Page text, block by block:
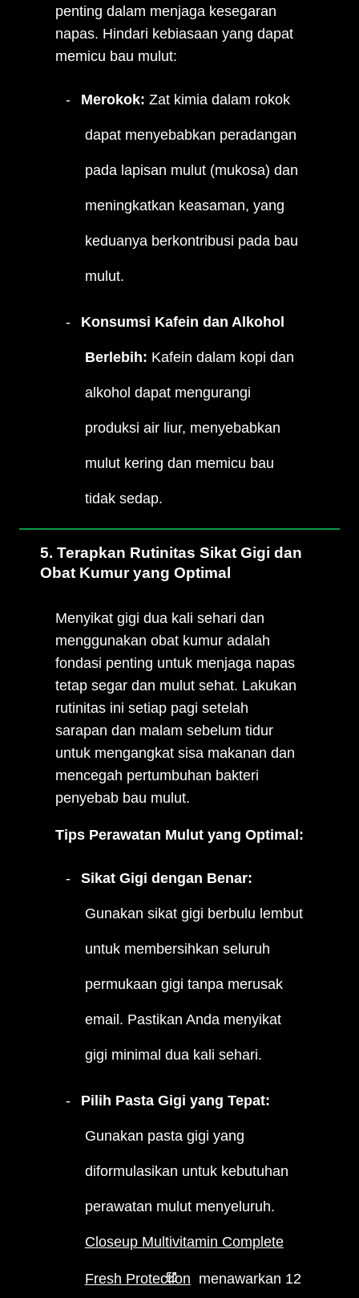
penting dalam menjaga kesegaran
napas. Hindari kebiasaan yang dapat
memicu bau mulut:
Merokok: Zat kimia dalam rokok
dapat menyebabkan peradangan
pada lapisan mulut (mukosa) dan
meningkatkan keasaman, yang
keduanya berkontribusi pada bau
mulut.
Konsumsi Kafein dan Alkohol
Berlebih: Kafein dalam kopi dan
alkohol dapat mengurangi
produksi air liur, menyebabkan
mulut kering dan memicu bau
tidak sedap.
5. Terapkan Rutinitas Sikat Gigi dan
Obat Kumur yang Optimal
Menyikat gigi dua kali sehari dan
menggunakan obat kumur adalah
fondasi penting untuk menjaga napas
tetap segar dan mulut sehat. Lakukan
rutinitas ini setiap pagi setelah
sarapan dan malam sebelum tidur
untuk mengangkat sisa makanan dan
mencegah pertumbuhan bakteri
penyebab bau mulut.
Tips Perawatan Mulut yang Optimal:
Sikat Gigi dengan Benar:
Gunakan sikat gigi berbulu lembut
untuk membersihkan seluruh
permukaan gigi tanpa merusak
email. Pastikan Anda menyikat
gigi minimal dua kali sehari.
Pilih Pasta Gigi yang Tepat:
Gunakan pasta gigi yang
diformulasikan untuk kebutuhan
perawatan mulut menyeluruh.
Closeup Multivitamin Complete
Fresh Protection menawarkan 12